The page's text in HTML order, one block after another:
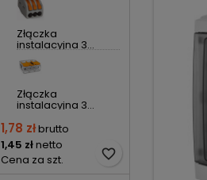
Złączka
instalacyjna 3...
Złączka
instalacyjna 3...
1,78 złbrutto
1,45 złnetto
Cena za szt.
favorite_border